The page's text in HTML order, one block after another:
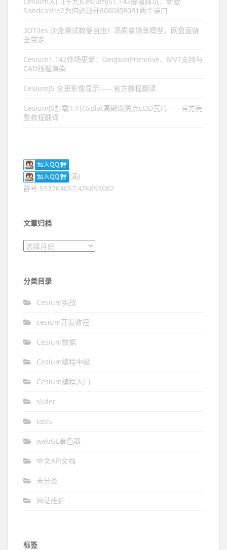
Sandcastle2为何必须开8080和8081两个端口
3DTiles 沙盒测试数据自由！高质量场景模型，网盘直链
全带走
Cesium1.142炸场更新：GeoJsonPrimitive、MVT支持与
CAD线框渲染
CesiumJS 全景影像显示——官方教程翻译
CesiumJS加载1.1亿Splat高斯泼溅点LOD瓦片——官方完
整教程翻译
(满)
群号:593764057,476893082
文章归档
文章归档
分类目录
Cesium实战
cesium开发教程
Cesium数据
Cesium编程中级
Cesium编程入门
slider
tools
webGL着色器
中文API文档
未分类
网站维护
标签